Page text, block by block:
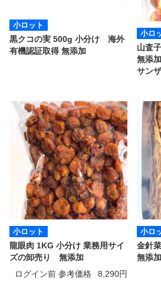
小ロット
黒クコの実 500g 小分け 海外
有機認証取得 無添加
小ロ
山査
無添
サン
小ロット
龍眼肉 1KG 小分け 業務用サイ
ズの卸売り 無添加
ログイン前 参考価格
8,290円
小ロ
金針
無添